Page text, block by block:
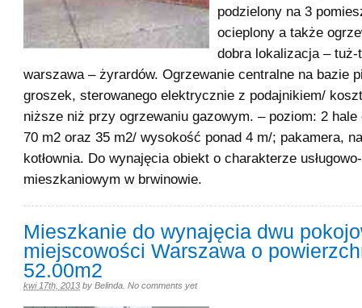
podzielony na 3
ocieplony a także
dobra lokalizacja –
warszawa – żyrardów. Ogrzewanie centralne na bazie
groszek, sterowanego elektrycznie z podajnikiem/
niższe niż przy ogrzewaniu gazowym. – poziom: 2 hale
70 m2 oraz 35 m2/ wysokość ponad 4 m/; pakamera,
kotłownia. Do wynajęcia obiekt o charakterze usługowo-
mieszkaniowym w brwinowie.
Mieszkanie do wynajęcia dwu
miejscowości Warszawa o
52.00m2
kwi 17th, 2013 by Belinda No comments yet